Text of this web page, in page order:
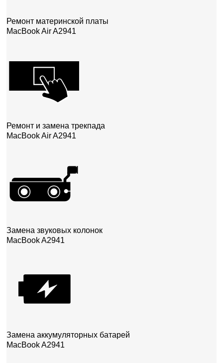
Ремонт материнской платы
MacBook Air A2941
Ремонт и замена трекпада
MacBook Air A2941
Замена звуковых колонок
MacBook A2941
Замена аккумуляторных батарей
MacBook A2941